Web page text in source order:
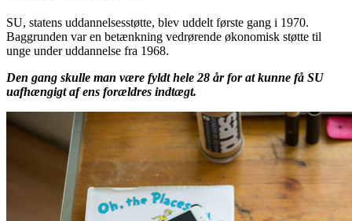
SU, statens uddannelsesstøtte, blev uddelt første gang i 1970.
Baggrunden var en betænkning vedrørende økonomisk støtte til
unge under uddannelse fra 1968.
Den gang skulle man være fyldt hele 28 år for at kunne få SU
uafhængigt af ens forældres indtægt.